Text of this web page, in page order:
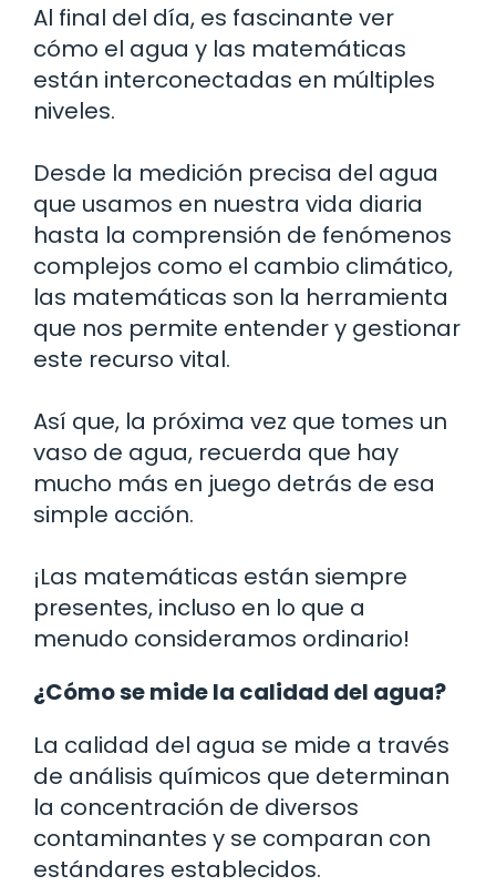
Al final del día, es fascinante ver
cómo el agua y las matemáticas
están interconectadas en múltiples
niveles.
Desde la medición precisa del agua
que usamos en nuestra vida diaria
hasta la comprensión de fenómenos
complejos como el cambio climático,
las matemáticas son la herramienta
que nos permite entender y gestionar
este recurso vital.
Así que, la próxima vez que tomes un
vaso de agua, recuerda que hay
mucho más en juego detrás de esa
simple acción.
¡Las matemáticas están siempre
presentes, incluso en lo que a
menudo consideramos ordinario!
¿Cómo se mide la calidad del agua?
La calidad del agua se mide a través
de análisis químicos que determinan
la concentración de diversos
contaminantes y se comparan con
estándares establecidos.